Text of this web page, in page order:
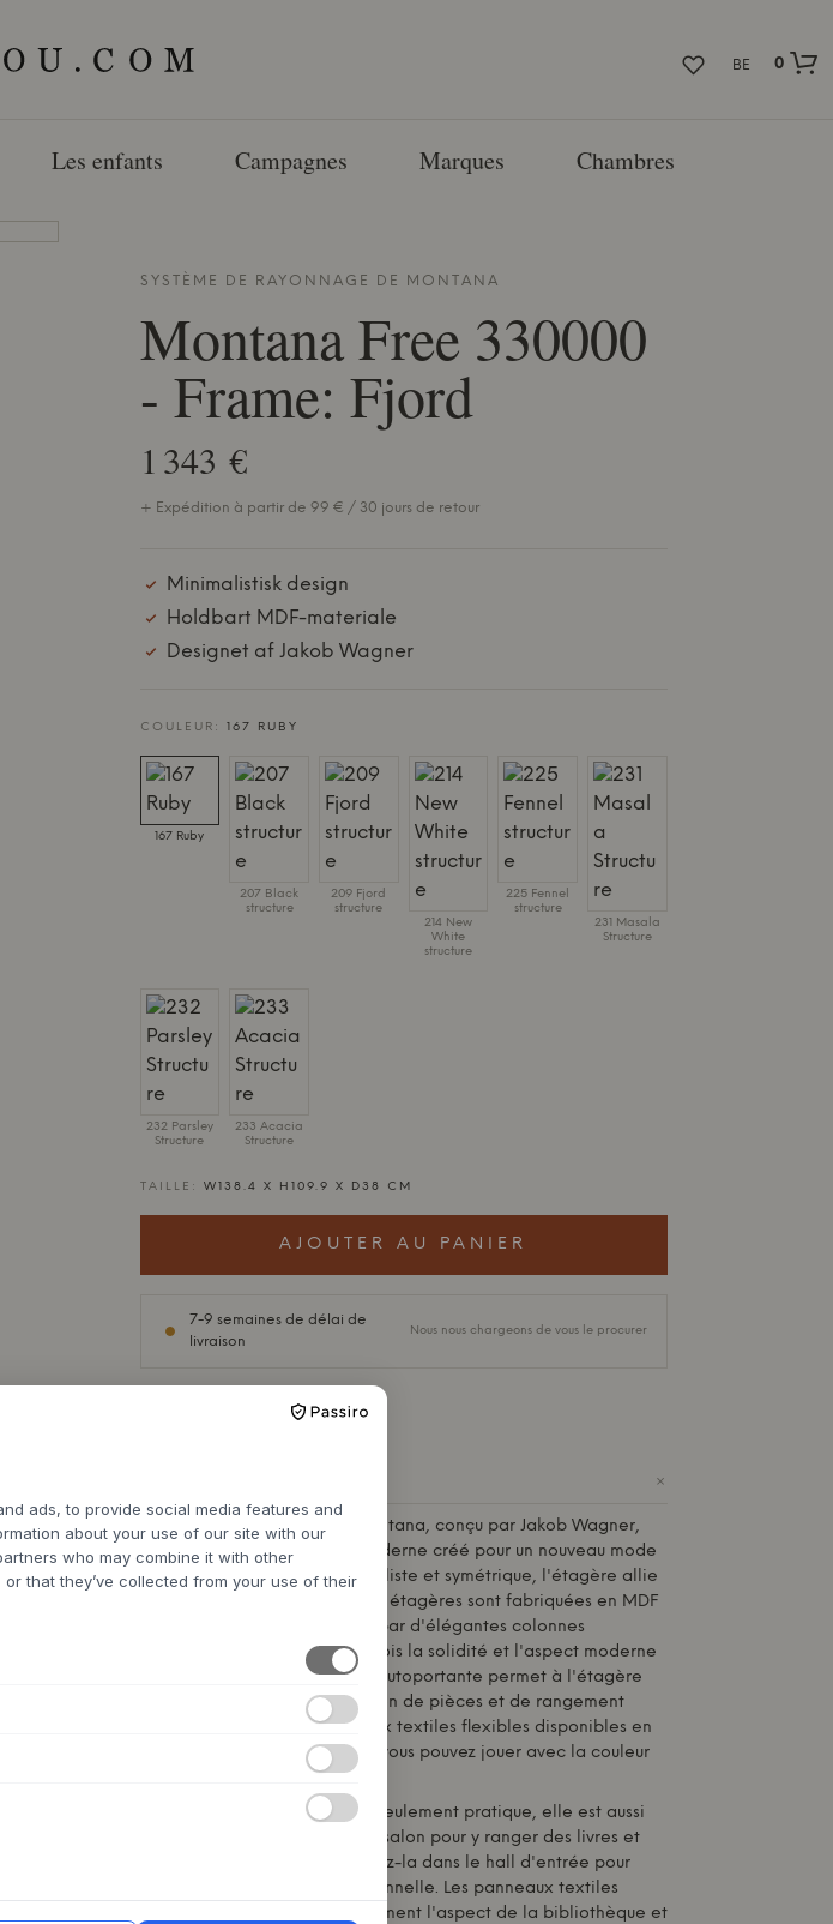
BE
0
Les enfants Campagnes Marques Chambres
SYSTÈME DE RAYONNAGE DE MONTANA
MontanaFree 330000
- Frame: Fjord
1 343 €
+ Expédition à partir de 99 € / 30 jours de retour
Minimalistisk design
Holdbart MDF-materiale
Designet af Jakob Wagner
COULEUR: 167 RUBY
167 Ruby
207 Black
structure
209 Fjord
structure
214 New
White
structure
225 Fennel
structure
231 Masala
Structure
232 Parsley
Structure
233 Acacia
Structure
TAILLE: W138.4 X H109.9 X D38 CM
AJOUTER AU PANIER
7-9 semaines de délai de
livraison
Nous nous chargeons de vous le procurer
+
Montana Free 330000 de Montana, conçu par Jakob Wagner,
est un système d'étagères moderne créé pour un nouveau mode
de vie. Avec un design minimaliste et symétrique, l'étagère allie
légèreté et fonctionnalité. Les étagères sont fabriquées en MDF
laqué de 16 mm et soutenues par d'élégantes colonnes
métalliques qui assurent à la fois la solidité et l'aspect moderne
de l'étagère. La construction autoportante permet à l'étagère
de servir à la fois de séparation de pièces et de rangement
classique. Grâce aux panneaux textiles flexibles disponibles en
plusieurs couleurs et textures, vous pouvez jouer avec la couleur
Cette bibliothèque n'est pas seulement pratique, elle est aussi
esthétique. Utilisez-la dans le salon pour y ranger des livres et
des objets décoratifs ou placez-la dans le hall d'entrée pour
l'accueillir de manière fonctionnelle. Les panneaux textiles
permettent de modifier facilement l'aspect de la bibliothèque et
ads, to provide social media features and
about your use of our site with our
who may combine it with other
that they’ve collected from your use of their